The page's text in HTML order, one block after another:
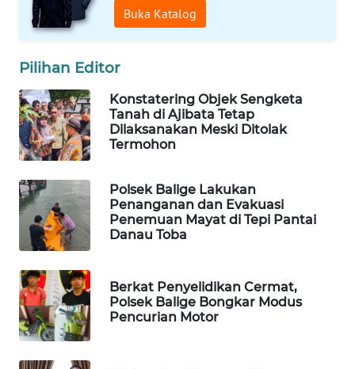
Buka Katalog
Pilihan Editor
Konstatering Objek Sengketa
Tanah di Ajibata Tetap
Dilaksanakan Meski Ditolak
Termohon
Polsek Balige Lakukan
Penanganan dan Evakuasi
Penemuan Mayat di Tepi Pantai
Danau Toba
Berkat Penyelidikan Cermat,
Polsek Balige Bongkar Modus
Pencurian Motor
MAWAKA
MARTABAT
NET
PLN
MKLI
LKKI
KOPEKLIN